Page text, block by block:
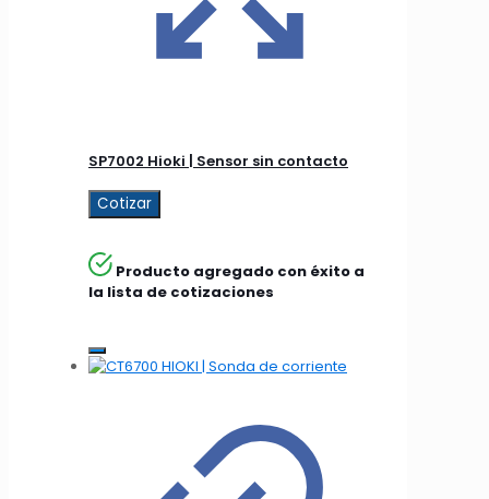
SP7002 Hioki | Sensor sin contacto
Cotizar
Producto agregado con éxito a
la lista de cotizaciones